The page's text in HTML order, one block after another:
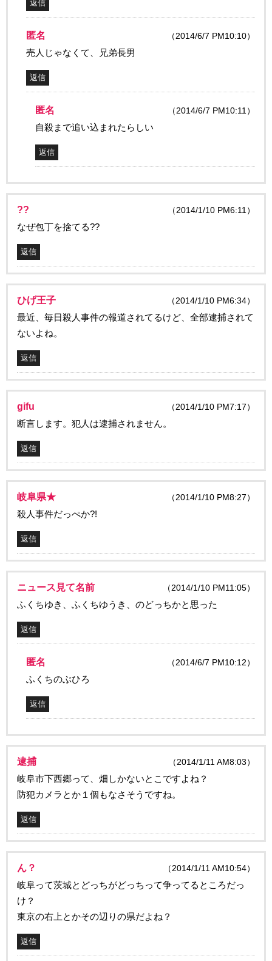
返信
匿名 （2014/6/7 PM10:10）
売人じゃなくて、兄弟長男
返信
匿名 （2014/6/7 PM10:11）
自殺まで追い込まれたらしい
返信
?? （2014/1/10 PM6:11）
なぜ包丁を捨てる??
返信
ひげ王子 （2014/1/10 PM6:34）
最近、毎日殺人事件の報道されてるけど、全部逮捕されて
ないよね。
返信
gifu （2014/1/10 PM7:17）
断言します。犯人は逮捕されません。
返信
岐阜県★ （2014/1/10 PM8:27）
殺人事件だっぺか?!
返信
ニュース見て名前 （2014/1/10 PM11:05）
ふくちゆき、ふくちゆうき、のどっちかと思った
返信
匿名 （2014/6/7 PM10:12）
ふくちのぶひろ
返信
逮捕 （2014/1/11 AM8:03）
岐阜市下西郷って、畑しかないとこですよね？
防犯カメラとか１個もなさそうですね。
返信
ん？ （2014/1/11 AM10:54）
岐阜って茨城とどっちがどっちって争ってるところだっ
け？
東京の右上とかその辺りの県だよね？
返信